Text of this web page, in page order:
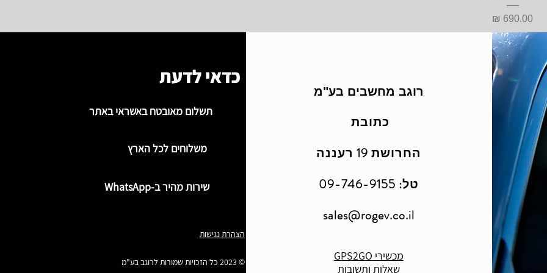
מחיר
כדאי לדעת
תשלום מאובטח באשראי באתר
משלוחים לכל הארץ
שירות מהיר ב-WhatsApp
הצהרת נגישות
© 2023 כל הזכויות שמורות לרוגב בע"מ
רוגב מחשבים בע"מ
כתובת
החרושת 19 רעננה
טל: 09-746-9155
sales@rogev.co.il
מכשירי GPS2GO
שאלות ותשובות